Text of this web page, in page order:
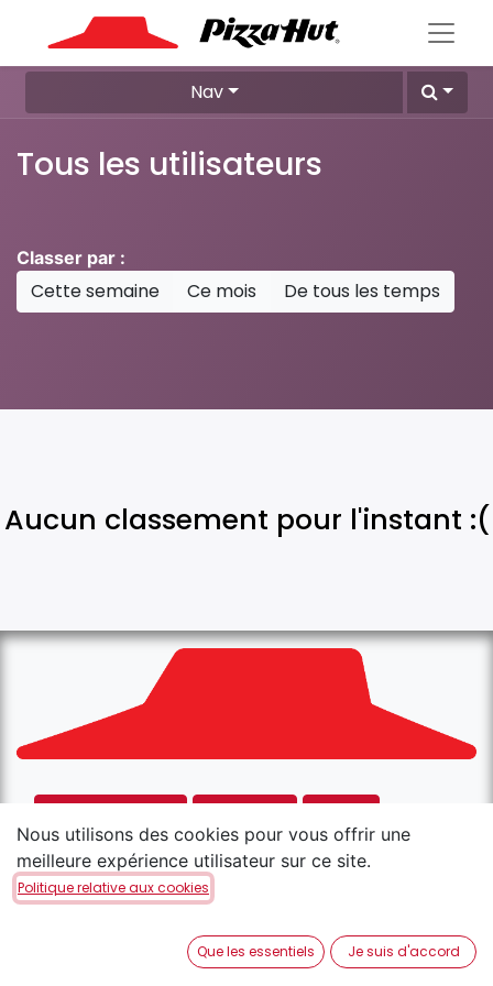
Nav
Tous les utilisateurs
Classer par :
Cette semaine Ce mois De tous les temps
Aucun classement pour l'instant :(
Rodange
Kirchberg
- Le #1 Open Source eCommerce
Nous utilisons des cookies pour vous offrir une
meilleure expérience utilisateur sur ce site.
Politique relative aux cookies
Que les essentiels Je suis d'accord